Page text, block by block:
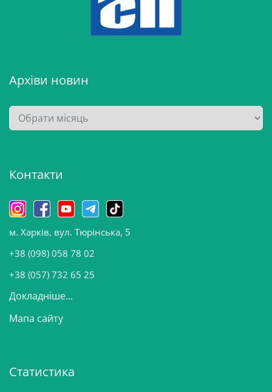
Архіви новин
А
р
в
н
о
в
и
Контакти
м. Харків, вул. Тюрінська, 5
+38 (098) 058 78 02
+38 (057) 732 65 25
Докладніше...
Мапа сайту
Статистика